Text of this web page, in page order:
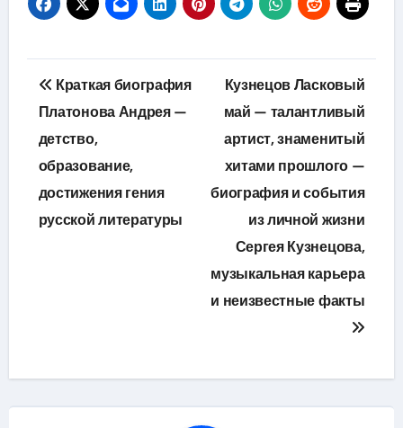
Навигация
по
записям
Краткая биография
Платонова Андрея —
детство,
образование,
достижения гения
русской литературы
Кузнецов Ласковый
май — талантливый
артист, знаменитый
хитами прошлого —
биография и события
из личной жизни
Сергея Кузнецова,
музыкальная карьера
и неизвестные факты